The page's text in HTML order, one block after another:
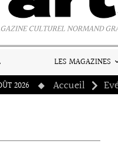
CULTUREL NORMAND
LES MAGAZINES
2026
Accueil